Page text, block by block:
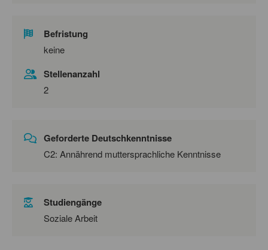
Befristung
keine
Stellenanzahl
2
Geforderte Deutschkenntnisse
C2: Annährend muttersprachliche Kenntnisse
Studiengänge
Soziale Arbeit